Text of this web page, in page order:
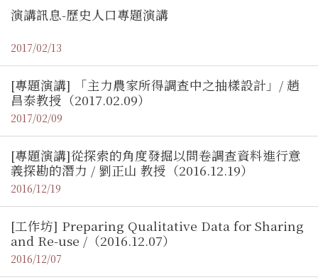
演講訊息-歷史人口專題演講
2017/02/13
[專題演講] 「主力農家所得調查中之抽樣設計」/ 趙
昌泰教授（2017.02.09）
2017/02/09
[專題演講]從探索的角度發掘以問卷調查資料進行意
義探勘的潛力 / 劉正山 教授（2016.12.19）
2016/12/19
[工作坊] Preparing Qualitative Data for Sharing
and Re-use /（2016.12.07）
2016/12/07